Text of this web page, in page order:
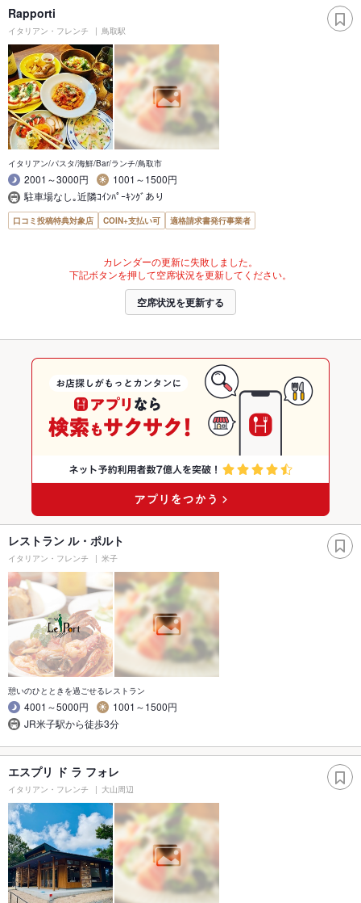
Rapporti
イタリアン・フレンチ 鳥取駅
イタリアン/パスタ/海鮮/Bar/ランチ/鳥取市
2001～3000円
1001～1500円
駐車場なし｡近隣ｺｲﾝﾊﾟｰｷﾝｸﾞあり
口コミ投稿特典対象店 COIN+支払い可 適格請求書発行事業者
カレンダーの更新に失敗しました。
下記ボタンを押して空席状況を更新してください。
空席状況を更新する
レストラン ル・ポルト
イタリアン・フレンチ 米子
憩いのひとときを過ごせるレストラン
4001～5000円
1001～1500円
JR米子駅から徒歩3分
エスプリ ド ラ フォレ
イタリアン・フレンチ 大山周辺